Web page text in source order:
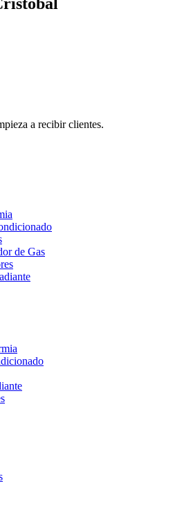
a recibir clientes.
de Gas